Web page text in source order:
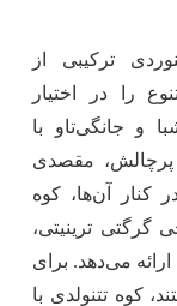
ترکیبی از
را در اختیار
و جانگی‌تاو با
پرچالش، مقصدی
کنار آن‌ها، کوه
گرگتی ترینیتی،
می‌دهد. برای
کوه تتنولدی با